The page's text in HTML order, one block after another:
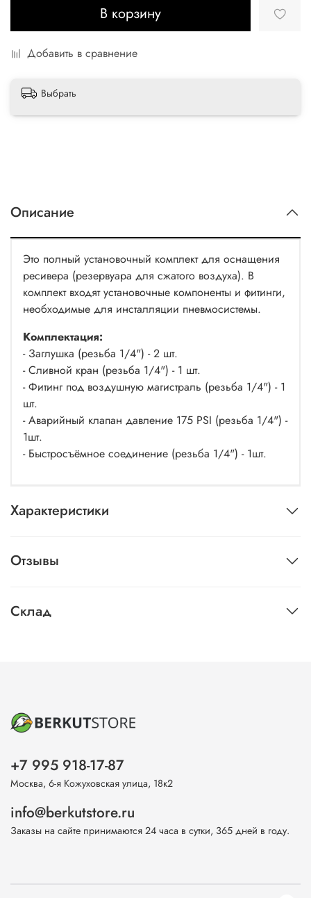
В корзину
Добавить в сравнение
Выбрать
Описание
Это полный установочный комплект для оснащения
ресивера (резервуара для сжатого воздуха). В
комплект входят установочные компоненты и фитинги,
необходимые для инсталляции пневмосистемы.
Комплектация:
- Заглушка (резьба 1/4") - 2 шт.
- Сливной кран (резьба 1/4") - 1 шт.
- Фитинг под воздушную магистраль (резьба 1/4") - 1
шт.
- Аварийный клапан давление 175 PSI (резьба 1/4") -
1шт.
- Быстросъёмное соединение (резьба 1/4") - 1шт.
Характеристики
Отзывы
Склад
+7 995 918-17-87
Москва, 6-я Кожуховская улица, 18к2
info@berkutstore.ru
Заказы на сайте принимаются 24 часа в сутки, 365 дней в году.